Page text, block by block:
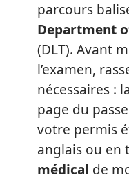
parcours
Department
(DLT). Avant
l’examen,
nécessaires :
page du
votre permis
anglais ou en
médical de